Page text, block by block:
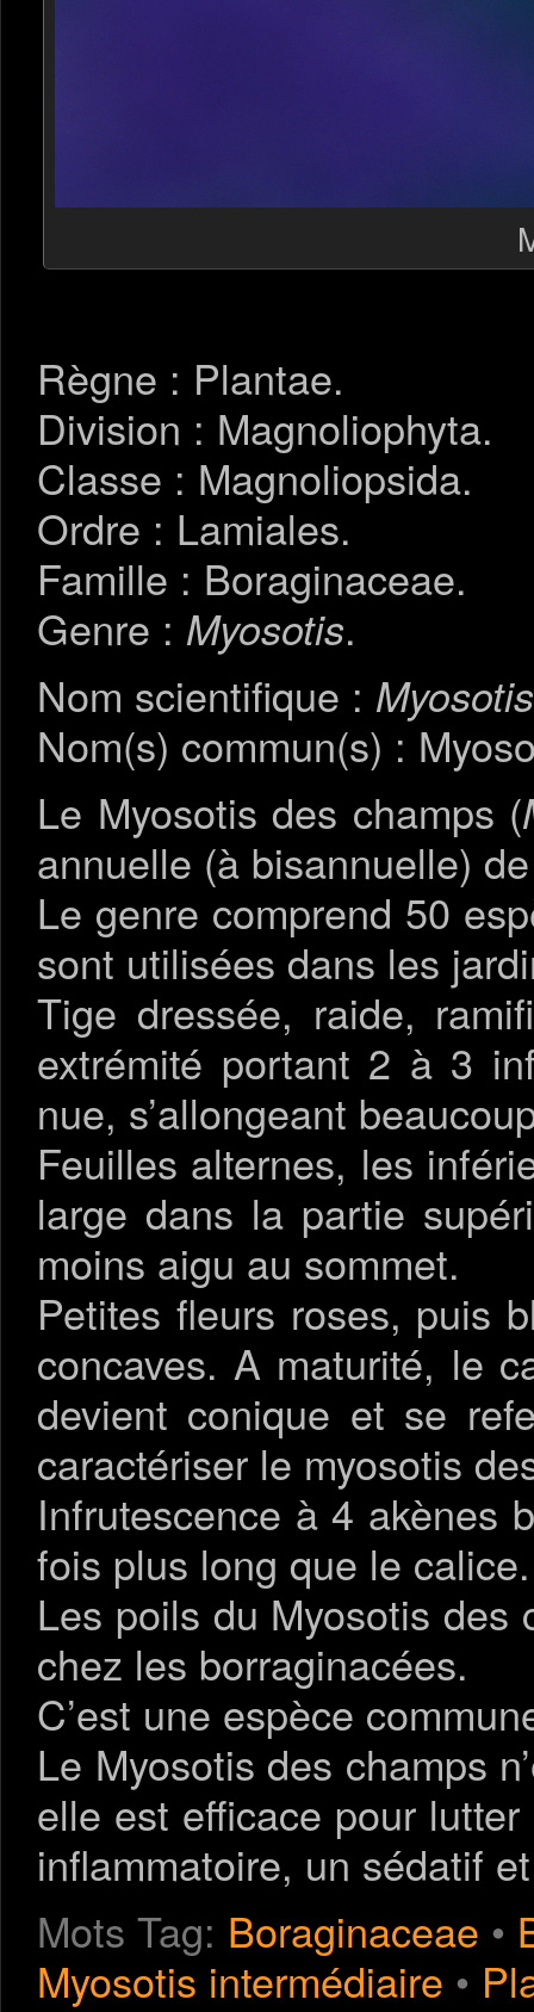
Règne : Plantae.
Division : Magnoliophyta.
Classe : Magnoliopsida.
Ordre : Lamiales.
Famille : Boraginaceae.
Genre : Myosotis.
Nom scientifique :
Nom(s) commun(s) :
Le Myosotis des champs (
annuelle (à bisannuelle)
Le genre comprend 50
sont utilisées dans les
Tige dressée, raide,
extrémité portant 2 à 3
nue, s’allongeant
Feuilles alternes, les
large dans la partie
moins aigu au sommet.
Petites fleurs roses, puis
concaves. A maturité, le
devient conique et se
caractériser le myosotis
Infrutescence à 4 akènes
fois plus long que le calice.
Les poils du Myosotis des
chez les borraginacées.
C’est une espèce
Le Myosotis des champs
elle est efficace pour
inflammatoire, un sédatif
Mots Tag: Boraginaceae •
Myosotis intermédiaire •